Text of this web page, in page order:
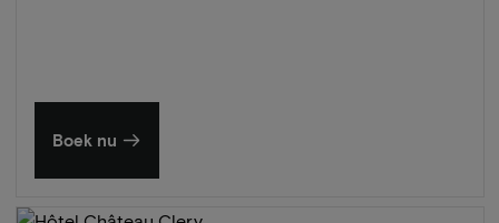
Boek nu